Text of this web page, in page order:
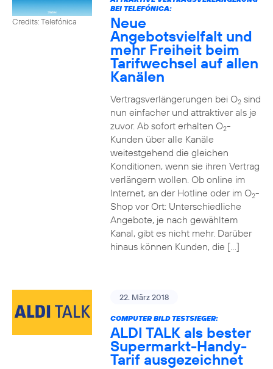
Credits: Telefónica
BEI TELEFÓNICA:
Neue
Angebotsvielfalt und
mehr Freiheit beim
Tarifwechsel auf allen
Kanälen
Vertragsverlängerungen bei O2sind
nun einfacher und attraktiver als je
zuvor. Ab sofort erhalten O2-
Kunden über alle Kanäle
weitestgehend die gleichen
Konditionen, wenn sie ihren Vertrag
verlängern wollen. Ob online im
Internet, an der Hotline oder im O2-
Shop vor Ort: Unterschiedliche
Angebote, je nach gewähltem
Kanal, gibt es nicht mehr. Darüber
hinaus können Kunden, die […]
22. März 2018
COMPUTER BILD TESTSIEGER:
ALDI TALK als bester
Supermarkt-Handy-
Tarif ausgezeichnet